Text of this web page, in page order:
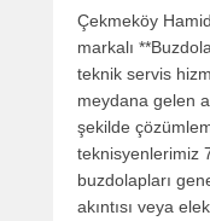
Çekmeköy
markalı
teknik servis
meydana gelen
şekilde
teknisyenlerimiz
buzdolapları
akıntısı veya